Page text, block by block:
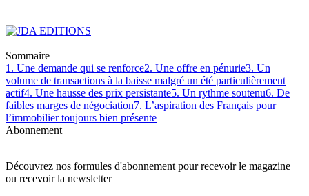
Sommaire
1. Une demande qui se renforce2. Une offre en pénurie3. Un
volume de transactions à la baisse malgré un été particulièrement
actif4. Une hausse des prix persistante5. Un rythme soutenu6. De
faibles marges de négociation7. L’aspiration des Français pour
l’immobilier toujours bien présente
Abonnement
Découvrez nos formules d'abonnement pour recevoir le magazine
ou recevoir la newsletter